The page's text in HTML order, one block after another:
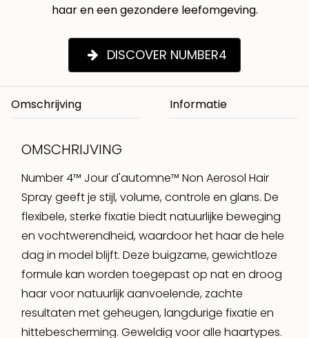
haar en een gezondere leefomgeving.
DISCOVER NUMBER4
Omschrijving
OMSCHRIJVING
Number 4™ Jour d'automne™ Non Aerosol Hair
Spray geeft je stijl, volume, controle en glans. De
flexibele, sterke fixatie biedt natuurlijke beweging
en vochtwerendheid, waardoor het haar de hele
dag in model blijft. Deze buigzame, gewichtloze
formule kan worden toegepast op nat en droog
haar voor natuurlijk aanvoelende, zachte
resultaten met geheugen, langdurige fixatie en
hittebescherming. Geweldig voor alle haartypes.